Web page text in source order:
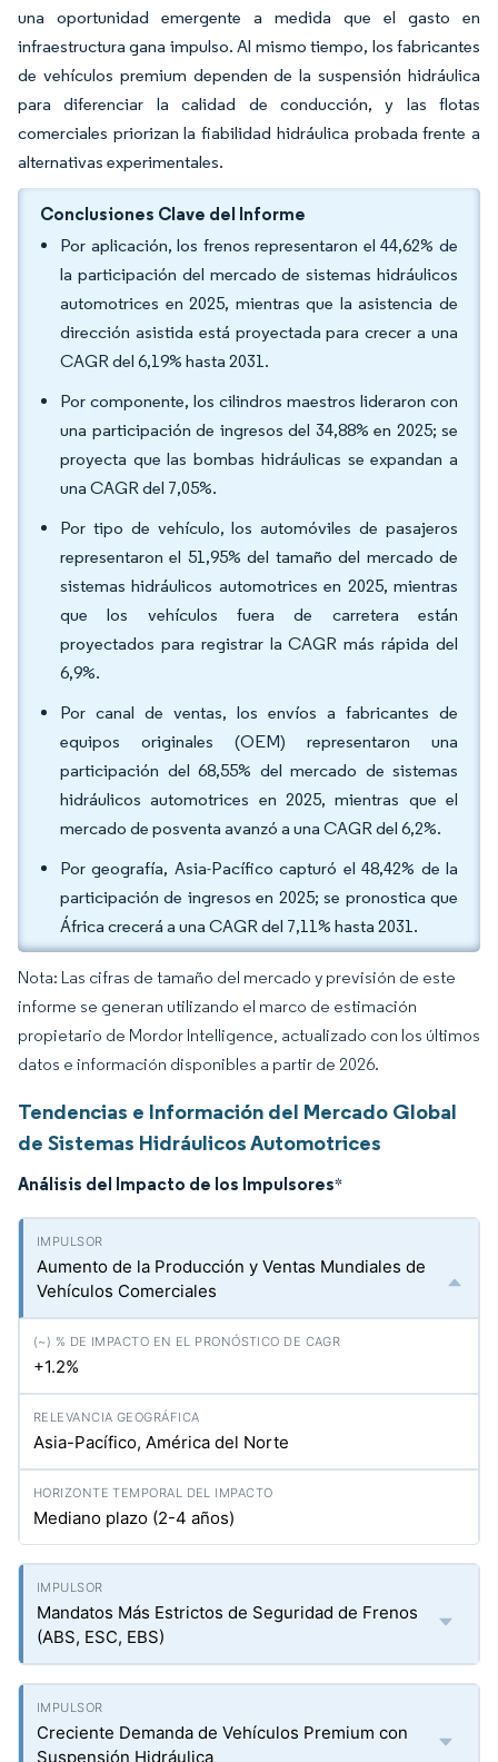
una oportunidad emergente a medida que el gasto en
infraestructura gana impulso. Al mismo tiempo, los fabricantes
de vehículos premium dependen de la suspensión hidráulica
para diferenciar la calidad de conducción, y las flotas
comerciales priorizan la fiabilidad hidráulica probada frente a
alternativas experimentales.
Conclusiones Clave del Informe
Por aplicación, los frenos representaron el 44,62% de
la participación del mercado de sistemas hidráulicos
automotrices en 2025, mientras que la asistencia de
dirección asistida está proyectada para crecer a una
CAGR del 6,19% hasta 2031.
Por componente, los cilindros maestros lideraron con
una participación de ingresos del 34,88% en 2025; se
proyecta que las bombas hidráulicas se expandan a
una CAGR del 7,05%.
Por tipo de vehículo, los automóviles de pasajeros
representaron el 51,95% del tamaño del mercado de
sistemas hidráulicos automotrices en 2025, mientras
que los vehículos fuera de carretera están
proyectados para registrar la CAGR más rápida del
6,9%.
Por canal de ventas, los envíos a fabricantes de
equipos originales (OEM) representaron una
participación del 68,55% del mercado de sistemas
hidráulicos automotrices en 2025, mientras que el
mercado de posventa avanzó a una CAGR del 6,2%.
Por geografía, Asia-Pacífico capturó el 48,42% de la
participación de ingresos en 2025; se pronostica que
África crecerá a una CAGR del 7,11% hasta 2031.
Nota: Las cifras de tamaño del mercado y previsión de este
informe se generan utilizando el marco de estimación
propietario de Mordor Intelligence, actualizado con los últimos
datos e información disponibles a partir de 2026.
Tendencias e Información del Mercado Global
de Sistemas Hidráulicos Automotrices
Análisis del Impacto de los Impulsores*
Aumento de la Producción y Ventas Mundiales de
Vehículos Comerciales
+1.2%
Asia-Pacífico, América del Norte
Mediano plazo (2-4 años)
Mandatos Más Estrictos de Seguridad de Frenos
(ABS, ESC, EBS)
Creciente Demanda de Vehículos Premium con
Suspensión Hidráulica